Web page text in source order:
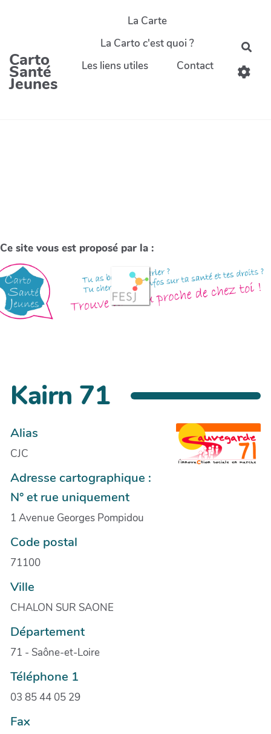
Carto
Santé
Jeunes
La Carte
La Carto c'est quoi ?
Les liens utiles
Contact
Ce site vous est proposé par la :
Kairn 71
Alias
CJC
Adresse cartographique :
N° et rue uniquement
1 Avenue Georges Pompidou
Code postal
71100
Ville
CHALON SUR SAONE
Département
71 - Saône-et-Loire
Téléphone 1
03 85 44 05 29
Fax